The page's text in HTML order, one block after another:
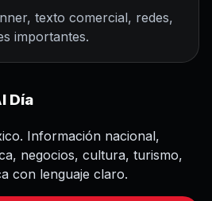
texto comercial, redes,
importantes.
Día
Información nacional,
negocios, cultura, turismo,
con lenguaje claro.